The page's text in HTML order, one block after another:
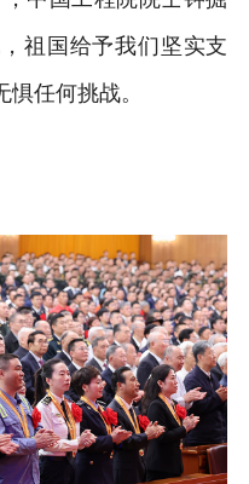
祖国给予我们坚实支
任何挑战。